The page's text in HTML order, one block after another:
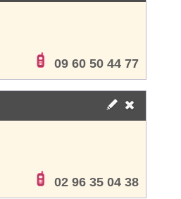
09 60 50 44 77
02 96 35 04 38